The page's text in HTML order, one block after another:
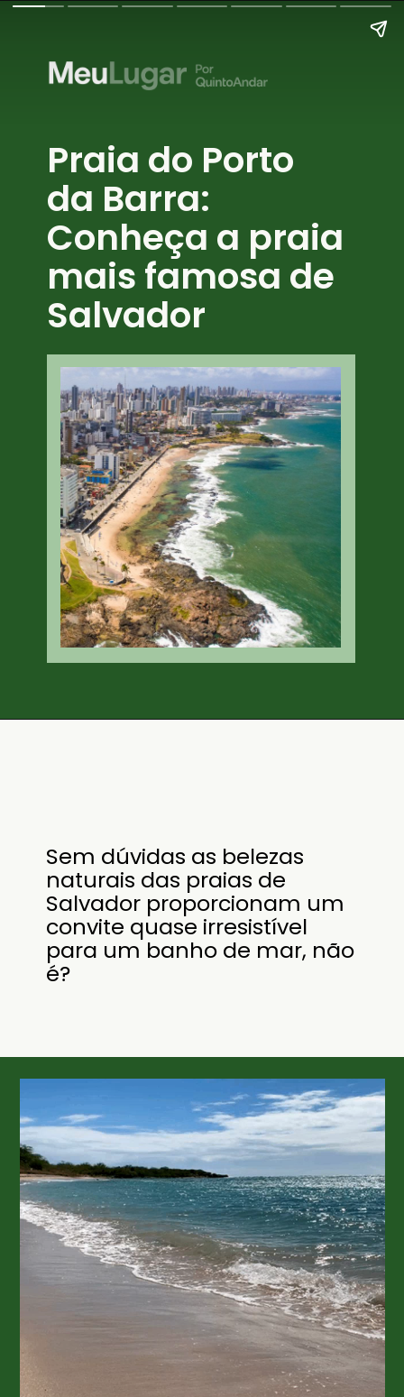
Praia do Porto
da Barra:
Conheça a praia
mais famosa de
Salvador
Sem dúvidas as belezas
naturais das praias de
Salvador proporcionam um
convite quase irresistível
para um banho de mar, não
é?